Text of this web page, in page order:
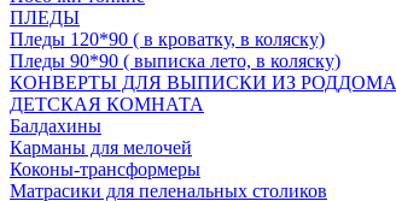
ПЛЕДЫ
Пледы 120*90 ( в кроватку, в коляску)
Пледы 90*90 ( выписка лето, в коляску)
КОНВЕРТЫ ДЛЯ ВЫПИСКИ ИЗ РОДДОМА
ДЕТСКАЯ КОМНАТА
Балдахины
Карманы для мелочей
Коконы-трансформеры
Матрасики для пеленальных столиков